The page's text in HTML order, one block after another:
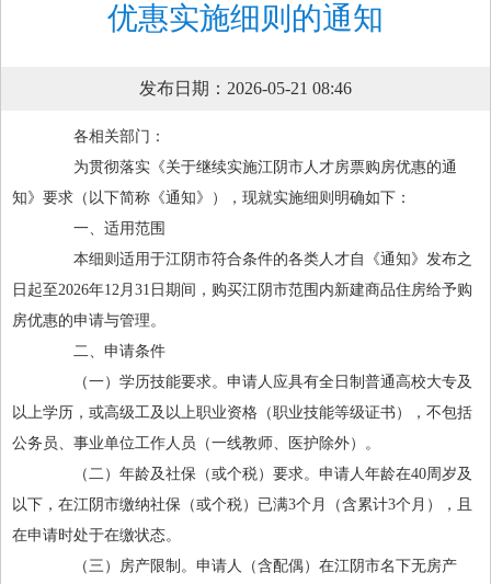
优惠实施细则的通知
发布日期：2026-05-21 08:46
各相关部门：
为贯彻落实《关于继续实施江阴市人才房票购房优惠的通
知》要求（以下简称《通知》），现就实施细则明确如下：
一、适用范围
本细则适用于江阴市符合条件的各类人才自《通知》发布之
日起至2026年12月31日期间，购买江阴市范围内新建商品住房给予购
房优惠的申请与管理。
二、申请条件
（一）学历技能要求。申请人应具有全日制普通高校大专及
以上学历，或高级工及以上职业资格（职业技能等级证书），不包括
公务员、事业单位工作人员（一线教师、医护除外）。
（二）年龄及社保（或个税）要求。申请人年龄在40周岁及
以下，在江阴市缴纳社保（或个税）已满3个月（含累计3个月），且
在申请时处于在缴状态。
（三）房产限制。申请人（含配偶）在江阴市名下无房产